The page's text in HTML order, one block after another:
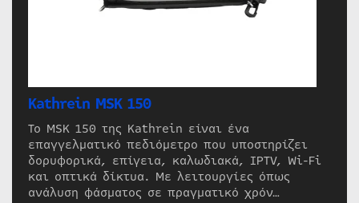
Kathrein MSK 150
Το MSK 150 της Kathrein είναι ένα
επαγγελματικό πεδιόμετρο που υποστηρίζει
δορυφορικά, επίγεια, καλωδιακά, IPTV, Wi-Fi
και οπτικά δίκτυα. Με λειτουργίες όπως
ανάλυση φάσματος σε πραγματικό χρόν…